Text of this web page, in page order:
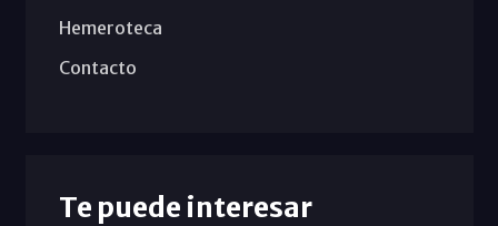
Hemeroteca
Contacto
Te puede interesar